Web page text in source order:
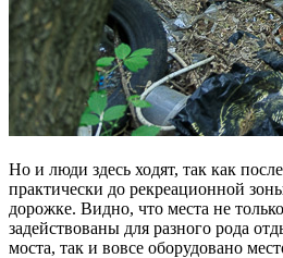
Но и люди здесь ходят, так как
практически до рекреационной
дорожке. Видно, что места не
задействованы для разного рода
моста, так и вовсе оборудовано